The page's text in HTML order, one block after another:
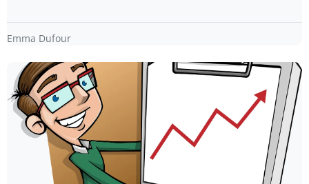
Emma Dufour